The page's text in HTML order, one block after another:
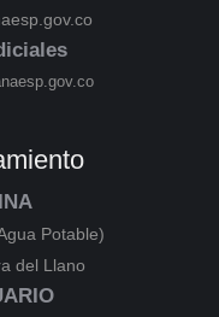
Potable)
del Llano